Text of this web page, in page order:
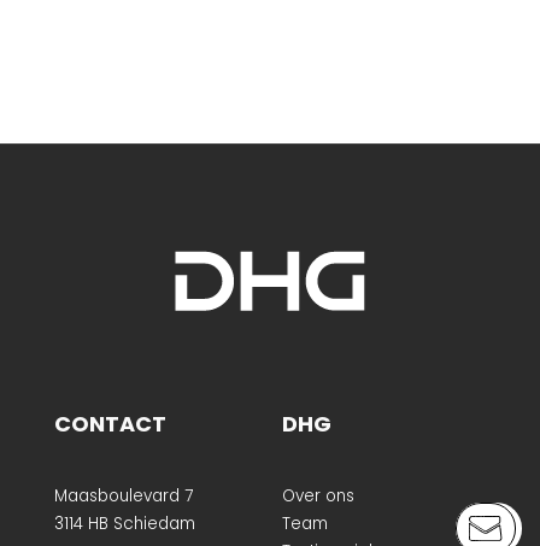
CONTACT
Maasboulevard 7
3114 HB Schiedam
DHG
Over ons
Team